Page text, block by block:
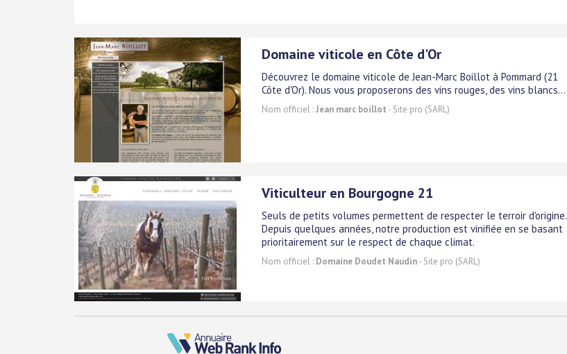
Domaine viticole en Côte d'Or
Découvrez le domaine viticole de Jean-Marc Boillot à Pommard (21
Côte d'Or). Nous vous proposerons des vins rouges, des vins blancs...
Nom officiel :Jean marc boillot - Site pro (SARL)
Viticulteur en Bourgogne 21
Seuls de petits volumes permettent de respecter le terroir d'origine.
Depuis quelques années, notre production est vinifiée en se basant
prioritairement sur le respect de chaque climat.
Nom officiel : Domaine Doudet Naudin- Site pro (SARL)